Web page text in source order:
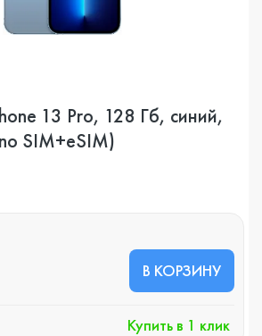
13 Pro, 128 Гб, синий,
SIM+eSIM)
В КОРЗИНУ
Купить в 1 клик